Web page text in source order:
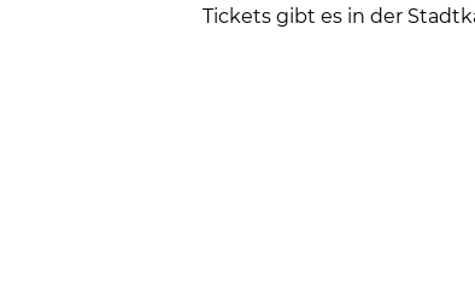
Tickets gibt es in der